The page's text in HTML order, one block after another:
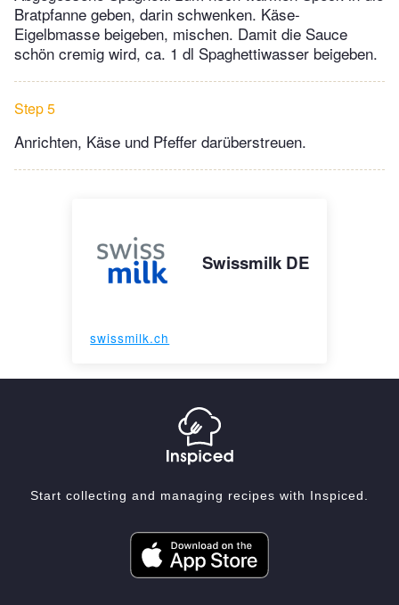
Bratpfanne geben, darin schwenken. Käse-
Eigelbmasse beigeben, mischen. Damit die Sauce
schön cremig wird, ca. 1 dl Spaghettiwasser beigeben.
Step 5
Anrichten, Käse und Pfeffer darüberstreuen.
Swissmilk DE
swissmilk.ch
Start collecting and managing recipes with Inspiced.